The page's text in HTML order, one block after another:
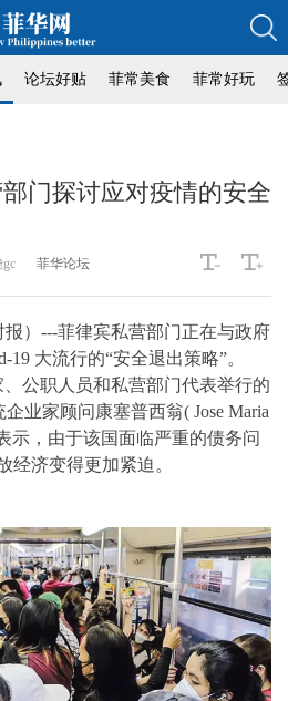
论坛好贴 菲常美食 菲常好玩
门探讨应对疫情的安全
菲华论坛
）---菲律宾私营部门正在与政府
大流行的“安全退出策略”。
公职人员和私营部门代表举行的
业家顾问康塞普西翁( Jose Maria
示，由于该国面临严重的债务问
经济变得更加紧迫。